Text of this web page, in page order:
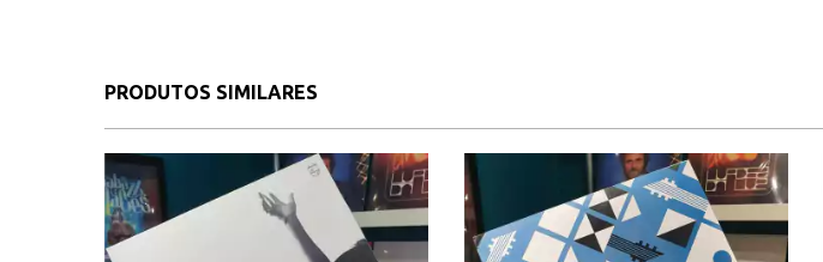
PRODUTOS SIMILARES